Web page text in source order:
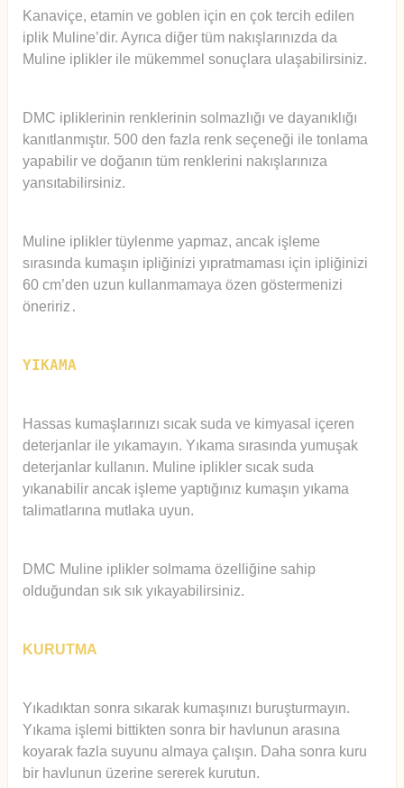
Kanaviçe, etamin ve goblen için en çok tercih edilen
iplik Muline’dir. Ayrıca diğer tüm nakışlarınızda da
Muline iplikler ile mükemmel sonuçlara ulaşabilirsiniz.
DMC ipliklerinin renklerinin solmazlığı ve dayanıklığı
kanıtlanmıştır. 500 den fazla renk seçeneği ile tonlama
yapabilir ve doğanın tüm renklerini nakışlarınıza
yansıtabilirsiniz.
Muline iplikler tüylenme yapmaz, ancak işleme
sırasında kumaşın ipliğinizi yıpratmaması için ipliğinizi
60 cm’den uzun kullanmamaya özen göstermenizi
öneririz .
YIKAMA
Hassas kumaşlarınızı sıcak suda ve kimyasal içeren
deterjanlar ile yıkamayın. Yıkama sırasında yumuşak
deterjanlar kullanın. Muline iplikler sıcak suda
yıkanabilir ancak işleme yaptığınız kumaşın yıkama
talimatlarına mutlaka uyun.
DMC Muline iplikler solmama özelliğine sahip
olduğundan sık sık yıkayabilirsiniz.
KURUTMA
Yıkadıktan sonra sıkarak kumaşınızı buruşturmayın.
Yıkama işlemi bittikten sonra bir havlunun arasına
koyarak fazla suyunu almaya çalışın. Daha sonra kuru
bir havlunun üzerine sererek kurutun.